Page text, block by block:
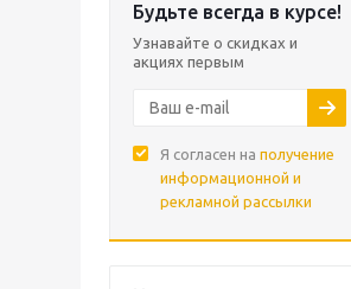
Будьте всегда в курсе!
Узнавайте о скидках и
акциях первым
Я согласен на получение
информационной и
рекламной рассылки